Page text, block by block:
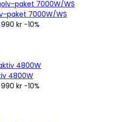
paket 7000W/WS
kr −10%
4800W
kr −10%